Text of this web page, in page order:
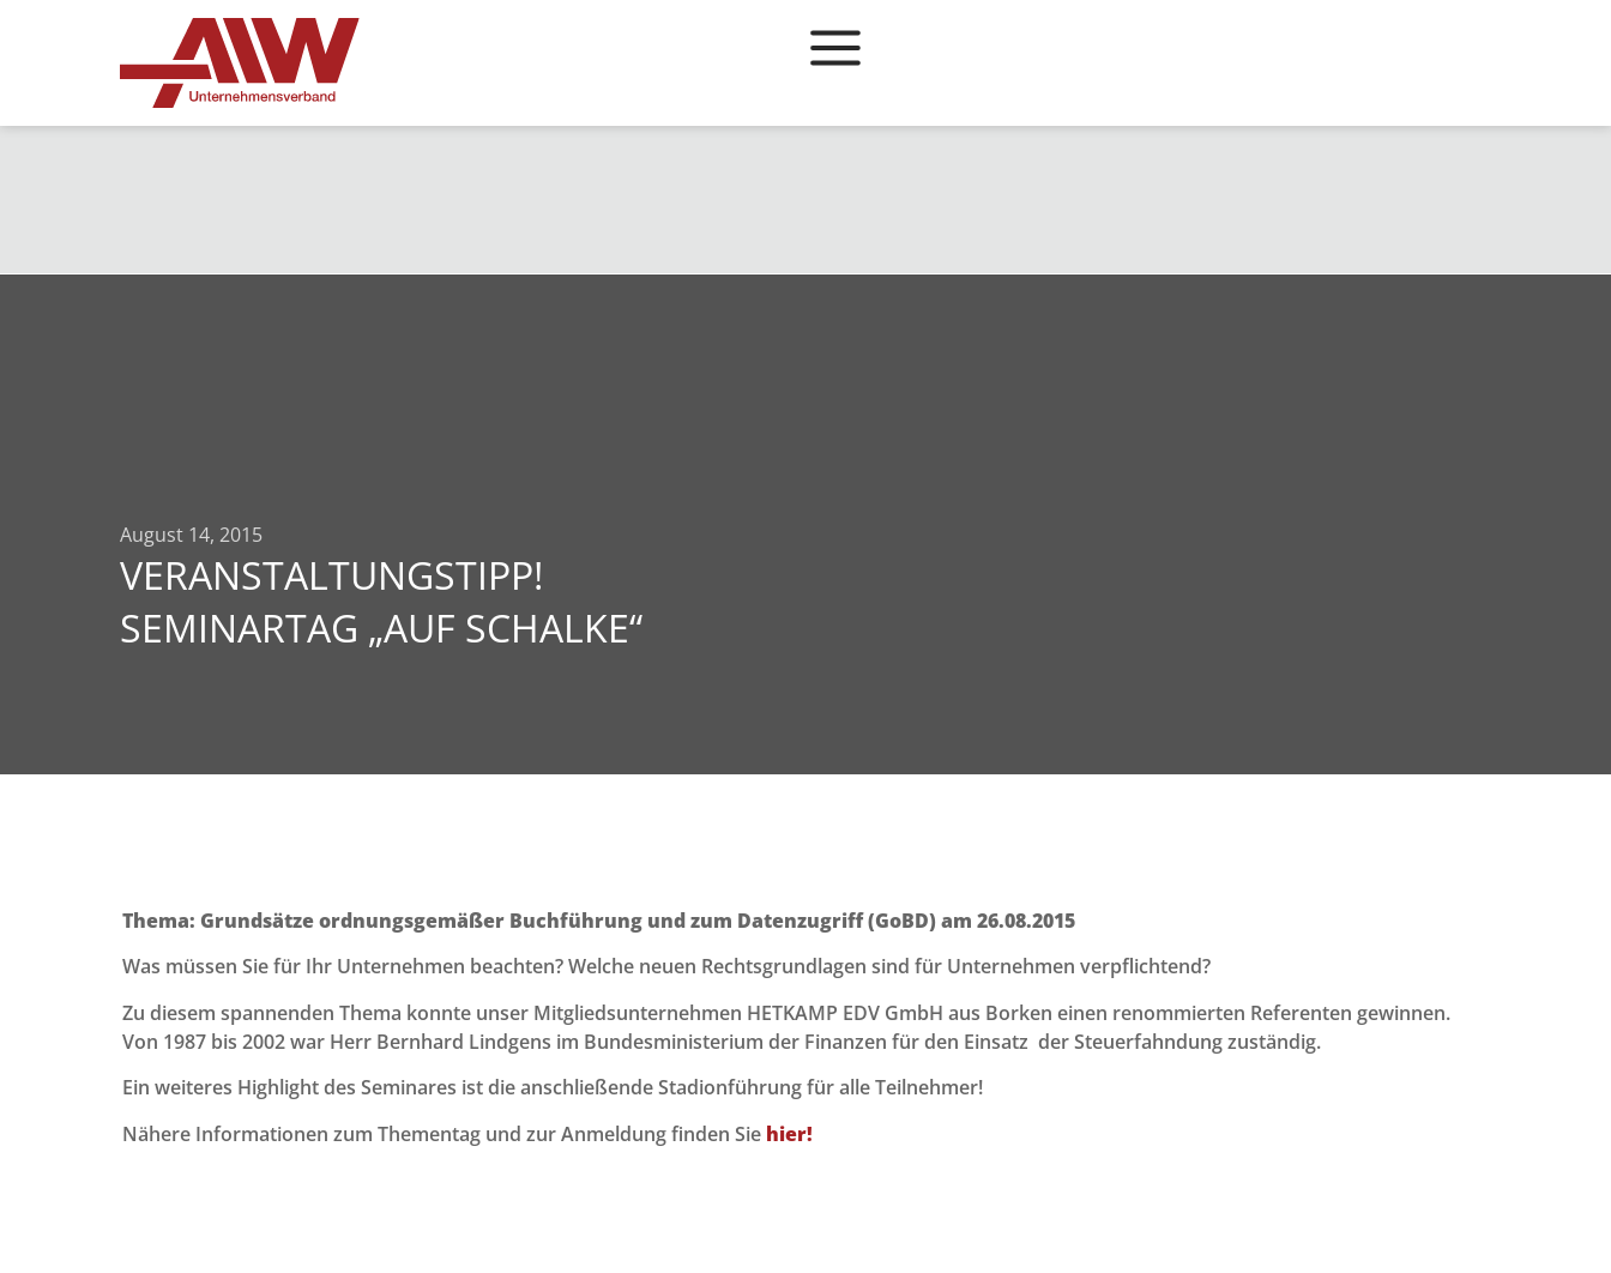
August 14, 2015
VERANSTALTUNGSTIPP!
SEMINARTAG „AUF SCHALKE“
Thema: Grundsätze ordnungsgemäßer Buchführung und zum Datenzugriff (GoBD) am 26.08.2015
Was müssen Sie für Ihr Unternehmen beachten? Welche neuen Rechtsgrundlagen sind für Unternehmen verpflichtend?
Zu diesem spannenden Thema konnte unser Mitgliedsunternehmen HETKAMP EDV GmbH aus Borken einen renommierten Referenten gewinnen.
Von 1987 bis 2002 war Herr Bernhard Lindgens im Bundesministerium der Finanzen für den Einsatz der Steuerfahndung zuständig.
Ein weiteres Highlight des Seminares ist die anschließende Stadionführung für alle Teilnehmer!
Nähere Informationen zum Thementag und zur Anmeldung finden Sie hier!